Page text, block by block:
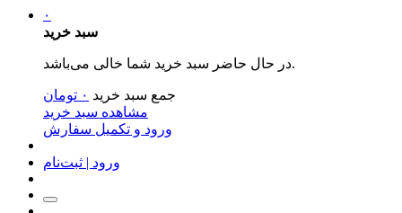
۰
سبد خرید
در حال حاضر سبد خرید شما خالی می‌باشد.
جمع سبد خرید ۰ تومان
مشاهده سبد خرید
ورود و تکمیل سفارش
ورود | ثبت‌نام